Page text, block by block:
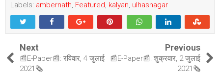
Labels: ambernath, Featured, kalyan, ulhasnagar
Next
📰E-Paper📰: रविवार, 4 जुलाई
2021🗞
Previous
📰E-Paper📰: शुक्रवार, 2 जुलाई
2021🗞